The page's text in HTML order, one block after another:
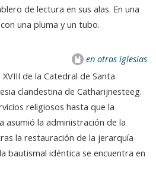
de lectura en sus alas. En una
una pluma y un tubo.
en otras iglesias
de la Catedral de Santa
clandestina de Catharijnesteeg.
religiosos hasta que la
asumió la administración de la
la restauración de la jerarquía
bautismal idéntica se encuentra en